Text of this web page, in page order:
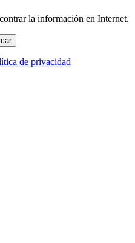
la información en Internet.
de privacidad